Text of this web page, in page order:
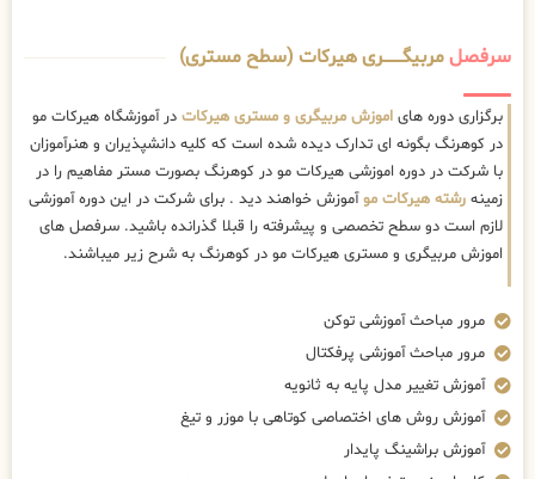
سرفصلمربیگــــــــری هیرکات (سطح مستری)
برگزاری دوره های اموزش مربیگری و مستری هیرکات در آموزشگاه هیرکات مو
در کوهرنگ بگونه ای تدارک دیده شده است که کلیه دانشپذیران و هنرآموزان
با شرکت در دوره اموزشی هیرکات مو در کوهرنگ بصورت مستر مفاهیم را در
زمینه رشته هیرکات موآموزش خواهند دید . برای شرکت در این دوره آموزشی
لازم است دو سطح تخصصی و پیشرفته را قبلا گذرانده باشید. سرفصل های
اموزش مربیگری و مستری هیرکات مو در کوهرنگ به شرح زیر میباشند.
مرور مباحث آموزشی توکن
مرور مباحث آموزشی پرفکتال
آموزش تغییر مدل پایه به ثانویه
آموزش روش های اختصاصی کوتاهی با موزر و تیغ
آموزش براشینگ پایدار